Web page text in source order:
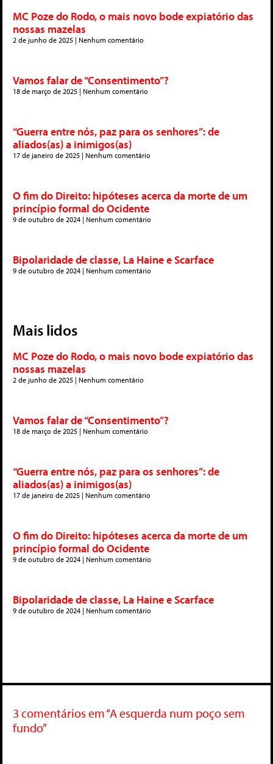
MC Poze do Rodo, o mais novo bode expiatório das
nossas mazelas
2 de junho de 2025 Nenhum comentário
Vamos falar de “Consentimento”?
18 de março de 2025 Nenhum comentário
“Guerra entre nós, paz para os senhores”: de
aliados(as) a inimigos(as)
17 de janeiro de 2025 Nenhum comentário
O fim do Direito: hipóteses acerca da morte de um
princípio formal do Ocidente
9 de outubro de 2024 Nenhum comentário
Bipolaridade de classe, La Haine e Scarface
9 de outubro de 2024 Nenhum comentário
Mais lidos
MC Poze do Rodo, o mais novo bode expiatório das
nossas mazelas
2 de junho de 2025 Nenhum comentário
Vamos falar de “Consentimento”?
18 de março de 2025 Nenhum comentário
“Guerra entre nós, paz para os senhores”: de
aliados(as) a inimigos(as)
17 de janeiro de 2025 Nenhum comentário
O fim do Direito: hipóteses acerca da morte de um
princípio formal do Ocidente
9 de outubro de 2024 Nenhum comentário
Bipolaridade de classe, La Haine e Scarface
9 de outubro de 2024 Nenhum comentário
3 comentários em “A esquerda num poço sem
fundo”